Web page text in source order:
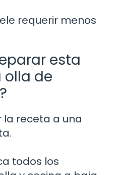
requerir menos
esta
olla de
la receta a una
todos los